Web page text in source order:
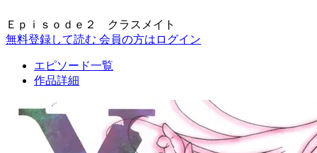
Ｅｐｉｓｏｄｅ２ クラスメイト
無料登録して読む 会員の方はログイン
エピソード一覧
作品詳細